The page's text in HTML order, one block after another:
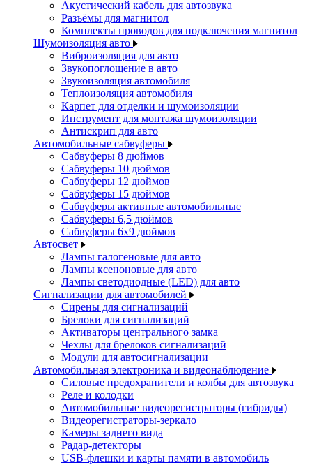
Акустический кабель для автозвука
Разъёмы для магнитол
Комплекты проводов для подключения магнитол
Шумоизоляция авто
Виброизоляция для авто
Звукопоглощение в авто
Звукоизоляция автомобиля
Теплоизоляция автомобиля
Карпет для отделки и шумоизоляции
Инструмент для монтажа шумоизоляции
Антискрип для авто
Автомобильные сабвуферы
Сабвуферы 8 дюймов
Сабвуферы 10 дюймов
Сабвуферы 12 дюймов
Сабвуферы 15 дюймов
Сабвуферы активные автомобильные
Сабвуферы 6,5 дюймов
Сабвуферы 6x9 дюймов
Автосвет
Лампы галогеновые для авто
Лампы ксеноновые для авто
Лампы светодиодные (LED) для авто
Сигнализации для автомобилей
Сирены для сигнализаций
Брелоки для сигнализаций
Активаторы центрального замка
Чехлы для брелоков сигнализаций
Модули для автосигнализации
Автомобильная электроника и видеонаблюдение
Силовые предохранители и колбы для автозвука
Реле и колодки
Автомобильные видеорегистраторы (гибриды)
Видеорегистраторы-зеркало
Камеры заднего вида
Радар-детекторы
USB-флешки и карты памяти в автомобиль